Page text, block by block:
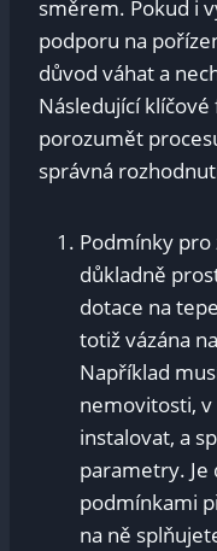
směrem. Pokud i
podporu na
důvod váhat a
Následující
porozumět
správná
Podmínky pro
důkladně
dotace na
totiž vázána
Například
nemovitosti,
instalovat, a
parametry.
podmínkami
na ně